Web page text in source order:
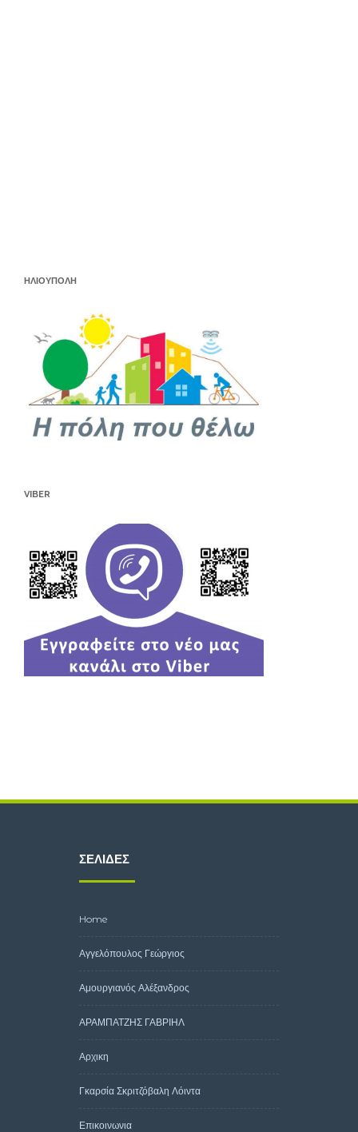
ΗΛΙΟΥΠΟΛΗ
VIBER
ΣΕΛΊΔΕΣ
Home
Αγγελόπουλος Γεώργιος
Αμουργιανός Αλέξανδρος
ΑΡΑΜΠΑΤΖΗΣ ΓΑΒΡΙΗΛ
Αρχικη
Γκαρσία Σκριτζόβαλη Λόιντα
Επικοινωνια